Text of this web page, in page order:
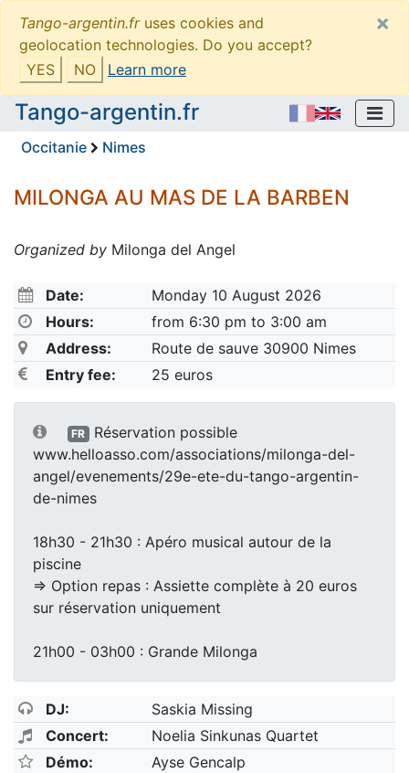
Tango-argentin.fruses cookies and
geolocation technologies. Do you accept?
YES
NO Learn more
×
Tango-argentin.fr
Occitanie Nimes
MILONGA AU MAS DE LA BARBEN
Organized by Milonga del Angel
Date:
Monday 10 August 2026
Hours:
from 6:30 pm to 3:00 am
Address:
Route de sauve 30900 Nimes
Entry fee:
25 euros
FR
Réservation possible
www.helloasso.com/associations/milonga-del-
angel/evenements/29e-ete-du-tango-argentin-
de-nimes
18h30 - 21h30 : Apéro musical autour de la
piscine
=> Option repas : Assiette complète à 20 euros
sur réservation uniquement
21h00 - 03h00 : Grande Milonga
DJ:
Saskia Missing
Concert:
Noelia Sinkunas Quartet
Démo:
Ayse Gencalp